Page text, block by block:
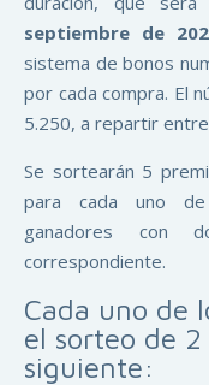
septiembre de
sistema de bonos
por cada compra. El
5.250, a repartir
Se sortearán 5
para cada uno de
ganadores con
correspondiente.
Cada uno de
el sorteo de
siguiente: